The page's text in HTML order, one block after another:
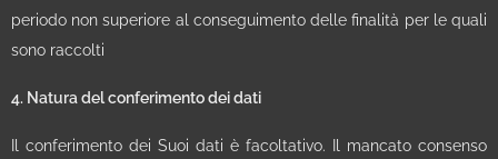
periodo non superiore al conseguimento delle finalità per le quali
sono raccolti
4. Natura del conferimento dei dati
Il conferimento dei Suoi dati è facoltativo. Il mancato consenso